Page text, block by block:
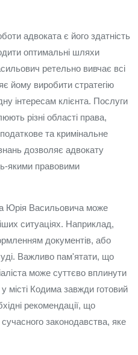
адвоката є його здатність
оптимальні шляхи
ретельно вивчає всі
йому виробити стратегію
інтересам клієнта. Послуги
різні області права,
та кримінальне
дозволяє адвокату
якими правовими
Юрія Васильовича може
ситуаціях. Наприклад,
документів, або
Важливо пам'ятати, що
може суттєво вплинути
місті Кодима завжди готовий
рекомендації, що
законодавства, яке